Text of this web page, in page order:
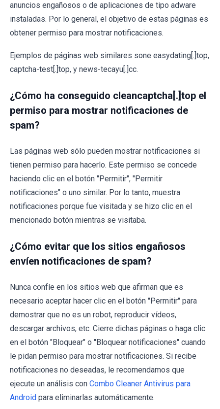
anuncios engañosos o de aplicaciones de tipo adware
instaladas. Por lo general, el objetivo de estas páginas es
obtener permiso para mostrar notificaciones.
Ejemplos de páginas web similares sone easydating[.]top,
captcha-test[.]top, y news-tecayu[.]cc.
¿Cómo ha conseguido cleancaptcha[.]top el
permiso para mostrar notificaciones de
spam?
Las páginas web sólo pueden mostrar notificaciones si
tienen permiso para hacerlo. Este permiso se concede
haciendo clic en el botón "Permitir", "Permitir
notificaciones" o uno similar. Por lo tanto, muestra
notificaciones porque fue visitada y se hizo clic en el
mencionado botón mientras se visitaba.
¿Cómo evitar que los sitios engañosos
envíen notificaciones de spam?
Nunca confíe en los sitios web que afirman que es
necesario aceptar hacer clic en el botón "Permitir" para
demostrar que no es un robot, reproducir vídeos,
descargar archivos, etc. Cierre dichas páginas o haga clic
en el botón "Bloquear" o "Bloquear notificaciones" cuando
le pidan permiso para mostrar notificaciones. Si recibe
notificaciones no deseadas, le recomendamos que
ejecute un análisis con Combo Cleaner Antivirus para
Android para eliminarlas automáticamente.